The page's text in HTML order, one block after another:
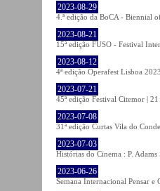
2023-08-29
4.ª edição da BoCA - Biennial
2023-08-21
15ª edição FUSO - Festival
2023-08-12
4ª edição Operafest Lisboa
2023-07-21
45ª edição Festival Citemor |
2023-07-08
31ª edição Curtas Vila do
2023-07-03
Histórias do Cinema : P. Adams
2023-06-26
Semana Internacional Pensar e